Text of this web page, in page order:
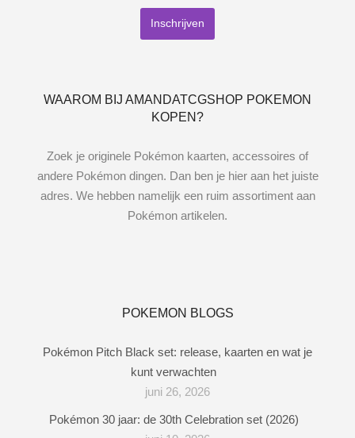
WAAROM BIJ AMANDATCGSHOP POKEMON
KOPEN?
Zoek je originele Pokémon kaarten, accessoires of
andere Pokémon dingen. Dan ben je hier aan het juiste
adres. We hebben namelijk een ruim assortiment aan
Pokémon artikelen.
POKEMON BLOGS
Pokémon Pitch Black set: release, kaarten en wat je
kunt verwachten
juni 26, 2026
Pokémon 30 jaar: de 30th Celebration set (2026)